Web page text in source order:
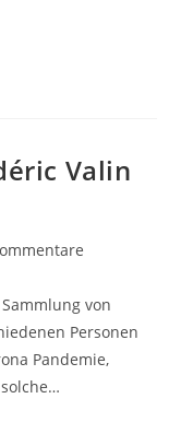
Valin
von
Personen
Pandemie,